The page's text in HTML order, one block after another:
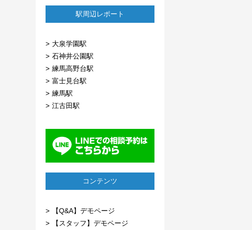
駅周辺レポート
大泉学園駅
石神井公園駅
練馬高野台駅
富士見台駅
練馬駅
江古田駅
コンテンツ
【Q&A】デモページ
【スタッフ】デモページ